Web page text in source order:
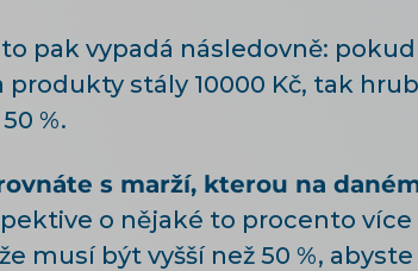
pak vypadá následovně:
produkty stály 10000 Kč, tak
%.
s marží, kterou na
o nějaké to procento
musí být vyšší než 50 %,